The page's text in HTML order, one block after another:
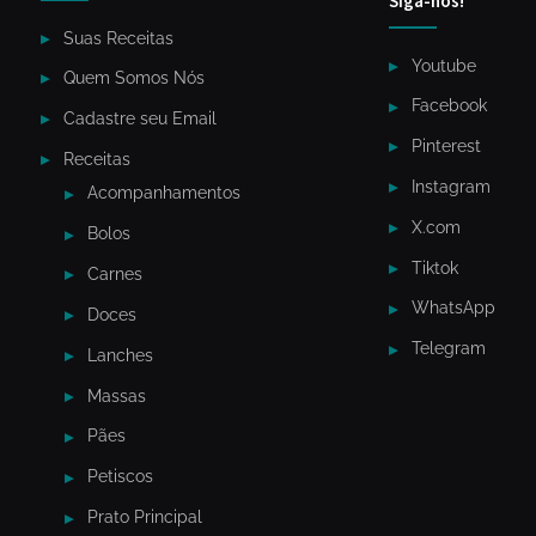
Suas Receitas
Quem Somos Nós
Cadastre seu Email
Receitas
Acompanhamentos
Bolos
Carnes
Doces
Lanches
Massas
Pães
Petiscos
Prato Principal
Youtube
Facebook
Pinterest
Instagram
X.com
Tiktok
WhatsApp
Telegram